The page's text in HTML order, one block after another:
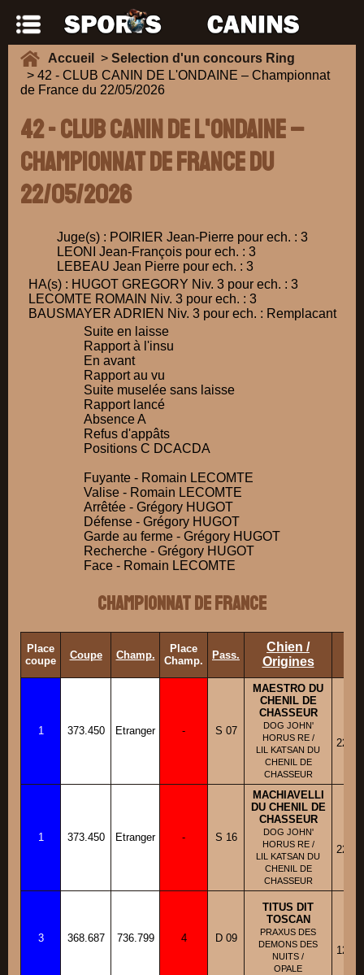
Accueil > Selection d'un concours Ring
> 42 - CLUB CANIN DE L'ONDAINE – Championnat
de France du 22/05/2026
42 - CLUB CANIN DE L'ONDAINE –
Championnat de France du
22/05/2026
Juge(s) : POIRIER Jean-Pierre pour ech. : 3
LEONI Jean-François pour ech. : 3
LEBEAU Jean Pierre pour ech. : 3
HA(s) : HUGOT GREGORY Niv. 3 pour ech. : 3
LECOMTE ROMAIN Niv. 3 pour ech. : 3
BAUSMAYER ADRIEN Niv. 3 pour ech. : Remplacant
Suite en laisse
Rapport à l'insu
En avant
Rapport au vu
Suite muselée sans laisse
Rapport lancé
Absence A
Refus d'appâts
Positions C DCACDA
Fuyante - Romain LECOMTE
Valise - Romain LECOMTE
Arrêtée - Grégory HUGOT
Défense - Grégory HUGOT
Garde au ferme - Grégory HUGOT
Recherche - Grégory HUGOT
Face - Romain LECOMTE
Championnat de France
Place
coupe
Coupe Champ.
Place
Champ.
Pass.
Chien /
Origines
1 373.450 Etranger - S 07
MAESTRO DU
CHENIL DE
CHASSEUR
DOG JOHN'
HORUS RE /
LIL KATSAN DU
CHENIL DE
CHASSEUR
22/
1 373.450 Etranger - S 16
MACHIAVELLI
DU CHENIL DE
CHASSEUR
DOG JOHN'
HORUS RE /
LIL KATSAN DU
CHENIL DE
CHASSEUR
22/
3 368.687 736.799 4 D 09
TITUS DIT
TOSCAN
PRAXUS DES
DEMONS DES
NUITS /
OPALE
12/